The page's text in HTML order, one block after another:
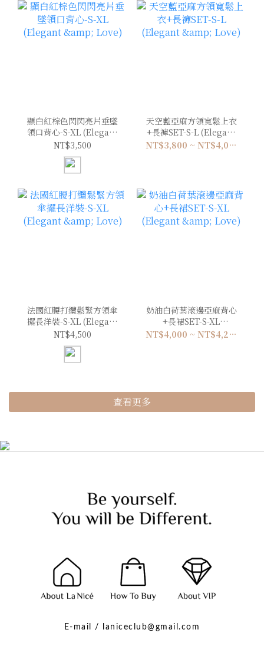
顯白紅棕色閃閃亮片垂墜
領口背心-S-XL (Elegant
& Love)
NT$3,500
天空藍亞麻方領寬鬆上衣
+長褲SET-S-L (Elegant
& Love)
NT$3,800 ~ NT$4,000
法國紅腰打纜鬆緊方領傘
擺長洋裝-S-XL (Elegant
& Love)
NT$4,500
奶油白荷葉滾邊亞麻背心
+長裙SET-S-XL
(Elegant & Love) NT$4,000 ~ NT$4,200
查看更多
E-mail / laniceclub@gmail.com